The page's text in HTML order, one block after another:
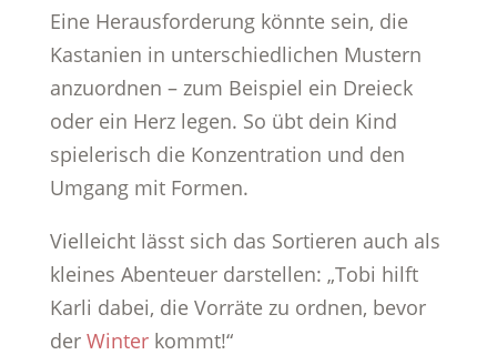
Eine Herausforderung könnte sein, die
Kastanien in unterschiedlichen Mustern
anzuordnen – zum Beispiel ein Dreieck
oder ein Herz legen. So übt dein Kind
spielerisch die Konzentration und den
Umgang mit Formen.
Vielleicht lässt sich das Sortieren auch als
kleines Abenteuer darstellen: „Tobi hilft
Karli dabei, die Vorräte zu ordnen, bevor
der Winterkommt!“